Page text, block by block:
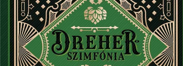
Éjszakákon
át